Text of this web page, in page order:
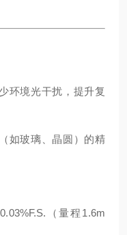
环境光干扰，提升复
如玻璃、晶圆）的精
（量程1.6m